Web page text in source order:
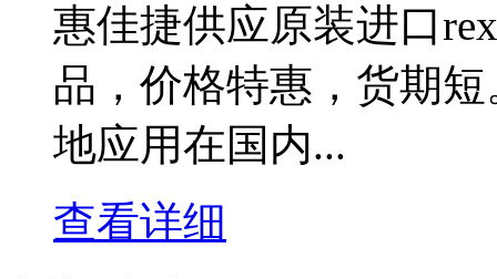
惠佳捷供应原装进口
品，价格特惠，货期
地应用在国内...
查看详细